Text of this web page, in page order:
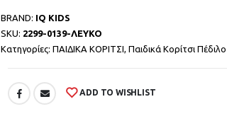
BRAND: IQ KIDS
SKU: 2299-0139-ΛΕΥΚΟ
Κατηγορίες: ΠΑΙΔΙΚΑ ΚΟΡΙΤΣΙ, Παιδικά Κορίτσι Πέδιλο
ADD TO WISHLIST